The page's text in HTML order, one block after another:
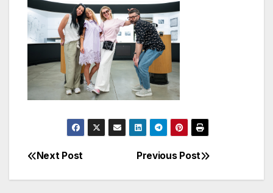
Post
navigation
Previous Post
Next Post